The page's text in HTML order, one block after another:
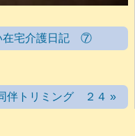
在宅介護日記 ⑦
トリミング ２４ »